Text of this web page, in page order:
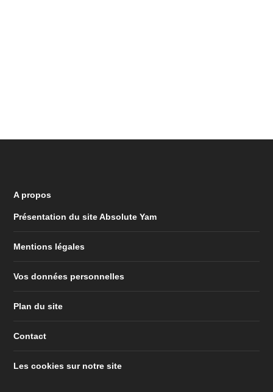
A propos
Présentation du site Absolute Yam
Mentions légales
Vos données personnelles
Plan du site
Contact
Les cookies sur notre site